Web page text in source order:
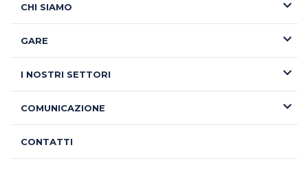
CHI SIAMO
GARE
I NOSTRI SETTORI
COMUNICAZIONE
CONTATTI